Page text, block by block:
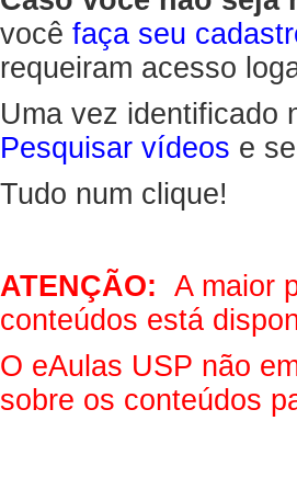
você faça seu
requeiram acesso
Uma vez identificado
Pesquisar vídeos e
Tudo num clique!
ATENÇÃO: A maior
conteúdos está
O eAulas USP não
sobre os conteúdos